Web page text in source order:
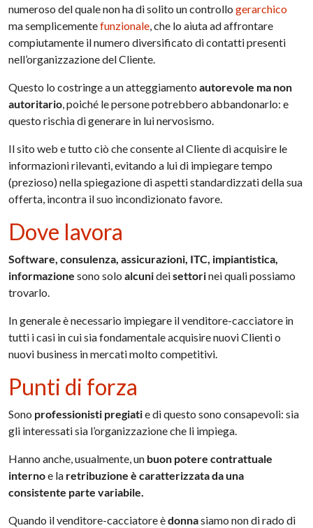
numeroso del quale non ha di solito un controllogerarchico
ma semplicementefunzionale, che lo aiuta ad affrontare
compiutamente il numero diversificato di contatti presenti
nell’organizzazione del Cliente.
Questo lo costringe a un atteggiamentoautorevole ma non
autoritario, poiché le persone potrebbero abbandonarlo: e
questo rischia di generare in lui nervosismo.
Il sito web e tutto ciò che consente al Cliente di acquisire le
informazioni rilevanti, evitando a lui di impiegare tempo
(prezioso) nella spiegazione di aspetti standardizzati della sua
offerta, incontra il suo incondizionato favore.
Dove lavora
Software, consulenza, assicurazioni, ITC, impiantistica,
informazione sono soloalcunideisettorinei quali possiamo
trovarlo.
In generale è necessario impiegare il venditore-cacciatore in
tutti i casi in cui sia fondamentale acquisire nuovi Clienti o
nuovi business in mercati molto competitivi.
Punti di forza
Sono professionisti pregiatie di questo sono consapevoli: sia
gli interessati sia l’organizzazione che li impiega.
Hanno anche, usualmente, un buon potere contrattuale
internoe la retribuzione è caratterizzata da una
consistente parte variabile.
Quando il venditore-cacciatore èdonnasiamo non di rado di